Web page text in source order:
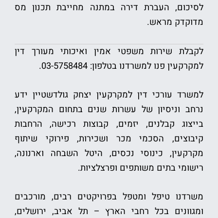
לסיכום, העברת דירה במתנה מחייבת תכנון מס
מדוקדק מראש.
לקבלת שירות משפטי אמין ואיכותי מעורך דין
למקרקעין פנו למשרדנו בטלפון: 03-5758484.
למשרד עורכי דין למקרקעין יצחק גולדשטיין ידע
נרחב וניסיון של עשרות שנים בתחום המקרקעין,
בייצוג קבלנים, יזמים, קבוצות רכישה, הרחבות
קיבוצים, הסכמי מכר ושכירות, פירוקי שיתוף
מקרקעין, כינוסי נכסים, היטל השבחה וארנונה,
רישומי בתים משותפים ופרצלציות.
משרדנו טיפל ומטפל בפרויקטים רבים, מורכבים
ומגוונים בכל רחבי הארץ – תל אביב, ירושלים,